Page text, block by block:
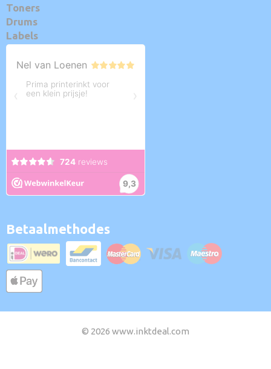
Toners
Drums
Labels
Betaalmethodes
© 2026 www.inktdeal.com